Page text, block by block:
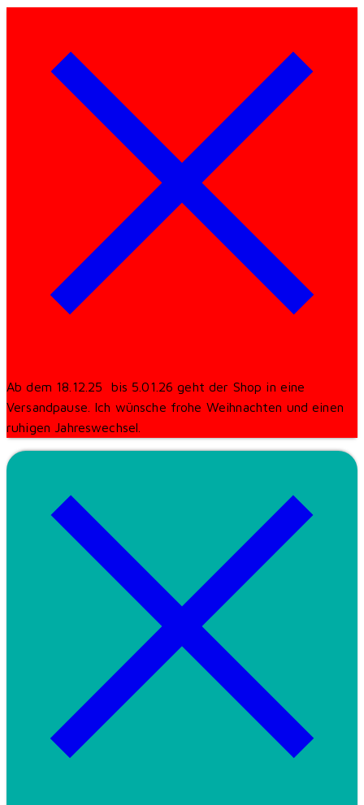
Ab dem 18.12.25 bis 5.01.26 geht der Shop in eine
Versandpause. Ich wünsche frohe Weihnachten und einen
ruhigen Jahreswechsel.